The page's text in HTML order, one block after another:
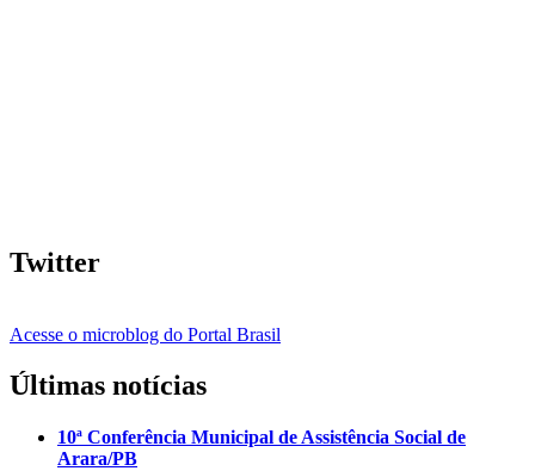
Twitter
Acesse o microblog do Portal Brasil
Últimas notícias
10ª Conferência Municipal de Assistência Social de
Arara/PB